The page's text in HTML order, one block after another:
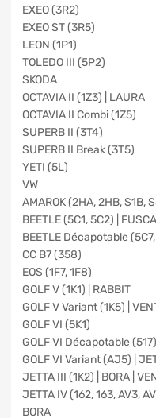
EXEO (3R2)
EXEO ST (3R5)
LEON (1P1)
TOLEDO III (5P2)
SKODA
OCTAVIA II (1Z3) | LAURA
OCTAVIA II Combi (1Z5)
SUPERB II (3T4)
SUPERB II Break (3T5)
YETI (5L)
VW
AMAROK (2HA, 2HB, S1B,
BEETLE (5C1, 5C2) |
BEETLE Décapotable
CC B7 (358)
EOS (1F7, 1F8)
GOLF V (1K1) | RABBIT
GOLF V Variant (1K5) |
GOLF VI (5K1)
GOLF VI Décapotable (517)
GOLF VI Variant (AJ5) |
JETTA III (1K2) | BORA |
JETTA IV (162, 163, AV3,
BORA